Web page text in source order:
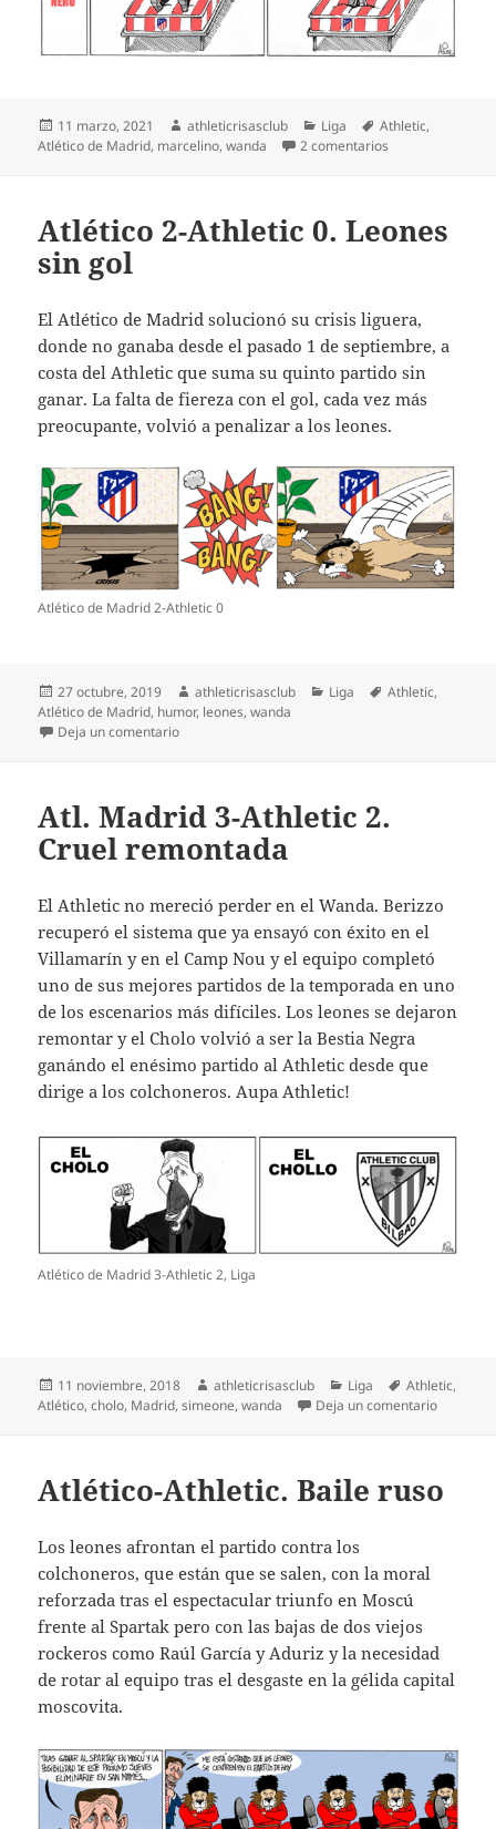
Publicado
el
11 marzo, 2021 Autor
athleticrisasclub Categorías
Liga Etiquetas
Athletic,
Atlético de Madrid, marcelino,wanda 2 comentarios
Atlético 2-Athletic 0. Leones
sin gol
El Atlético de Madrid solucionó su crisis liguera,
donde no ganaba desde el pasado 1 de septiembre, a
costa del Athletic que suma su quinto partido sin
ganar. La falta de fiereza con el gol, cada vez más
preocupante, volvió a penalizar a los leones.
Atlético de Madrid 2-Athletic 0
Publicado
el
27 octubre, 2019 Autor
athleticrisasclub Categorías
Liga Etiquetas
Athletic,
Atlético de Madrid, humor, leones,wanda
Deja un comentarioen Atlético 2-Athletic 0. Leones sin gol
Atl. Madrid 3-Athletic 2.
Cruel remontada
El Athletic no mereció perder en el Wanda. Berizzo
recuperó el sistema que ya ensayó con éxito en el
Villamarín y en el Camp Nou y el equipo completó
uno de sus mejores partidos de la temporada en uno
de los escenarios más difíciles. Los leones se dejaron
remontar y el Cholo volvió a ser la Bestia Negra
ganándo el enésimo partido al Athletic desde que
dirige a los colchoneros. Aupa Athletic!
Atlético de Madrid 3-Athletic 2, Liga
Publicado
el
11 noviembre, 2018 Autor
athleticrisasclub Categorías
Liga Etiquetas
Athletic,
Atlético,cholo, Madrid,simeone,wanda Deja un comentarioen Atl.
Atlético-Athletic. Baile ruso
Los leones afrontan el partido contra los
colchoneros, que están que se salen, con la moral
reforzada tras el espectacular triunfo en Moscú
frente al Spartak pero con las bajas de dos viejos
rockeros como Raúl García y Aduriz y la necesidad
de rotar al equipo tras el desgaste en la gélida capital
moscovita.